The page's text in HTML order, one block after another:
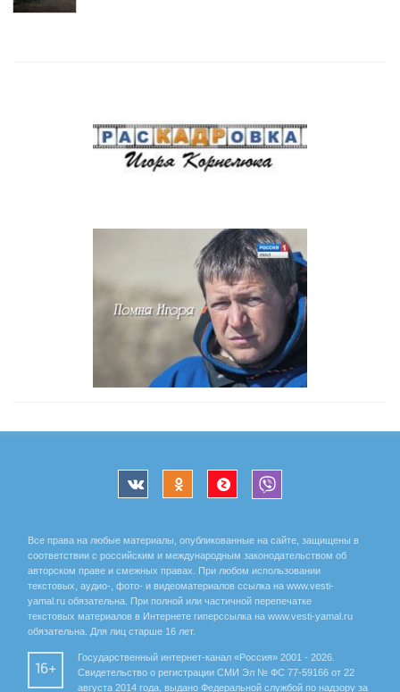
Все права на любые материалы, опубликованные на сайте, защищены в
соответствии с российским и международным законодательством об
авторском праве и смежных правах. При любом использовании
текстовых, аудио-, фото- и видеоматериалов ссылка на www.vesti-
yamal.ru обязательна. При полной или частичной перепечатке
текстовых материалов в Интернете гиперссылка на www.vesti-yamal.ru
обязательна. Для лиц старше 16 лет.
16+
Государственный интернет-канал «Россия» 2001 - 2026.
Свидетельство о регистрации СМИ Эл № ФС 77-59166 от 22
августа 2014 года, выдано Федеральной службой по надзору за